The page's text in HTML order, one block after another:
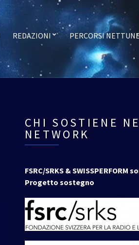
REDAZIONI
PERCORSI
CHI SOSTIENE
NETWORK
FSRC/SRKS & SWISSPERFORM
Progetto sostegno